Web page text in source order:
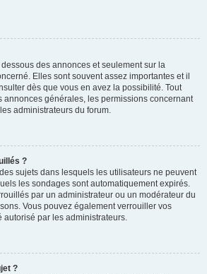
des annonces et seulement sur la
Elles sont souvent assez importantes et il
dès que vous en avez la possibilité. Tout
annonces générales, les permissions concernant
administrateurs du forum.
?
sujets dans lesquels les utilisateurs ne peuvent
les sondages sont automatiquement expirés.
par un administrateur ou un modérateur du
Vous pouvez également verrouiller vos
autorisé par les administrateurs.
?